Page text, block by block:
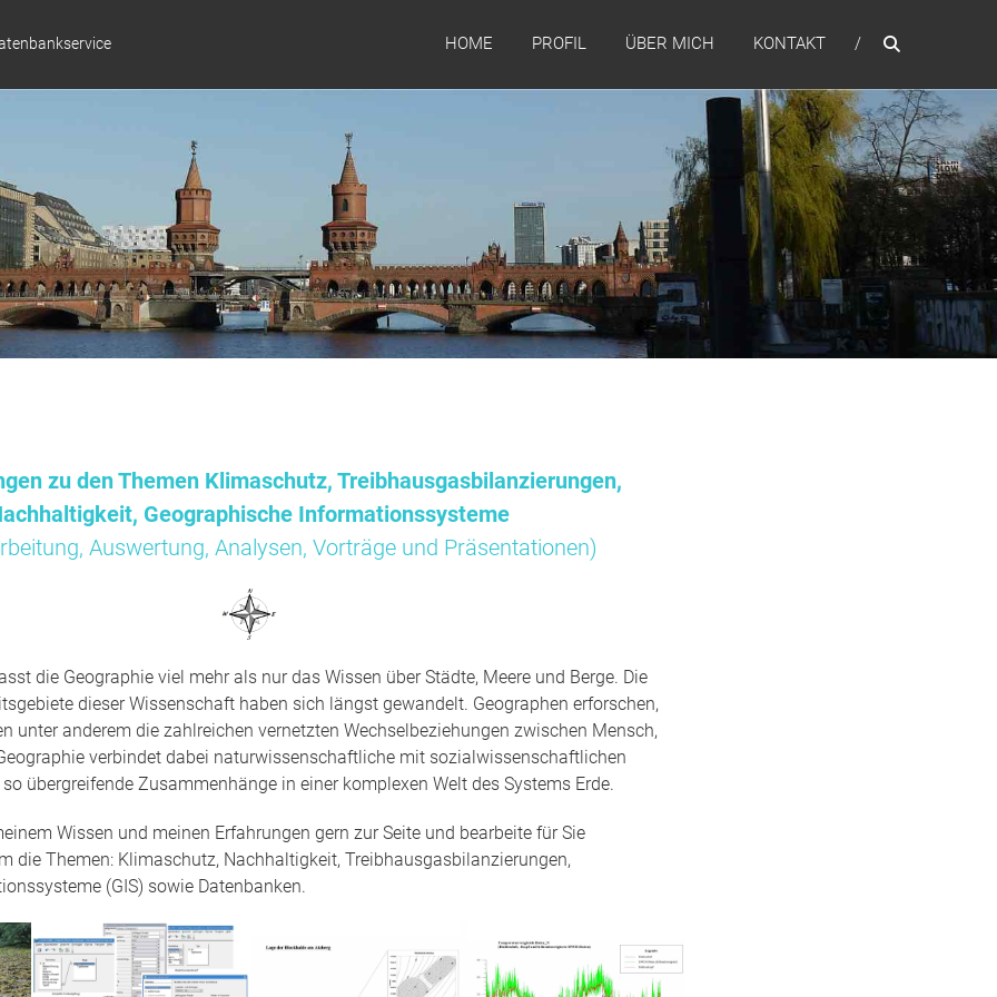
HOME PROFIL ÜBER MICH KONTAKT
zu den Themen Klimaschutz, Treibhausgasbilanzierungen,
Geographische Informationssysteme
Auswertung, Analysen, Vorträge und Präsentationen)
die Geographie viel mehr als nur das Wissen über Städte, Meere und Berge. Die
dieser Wissenschaft haben sich längst gewandelt. Geographen erforschen,
unter anderem die zahlreichen vernetzten Wechselbeziehungen zwischen Mensch,
verbindet dabei naturwissenschaftliche mit sozialwissenschaftlichen
übergreifende Zusammenhänge in einer komplexen Welt des Systems Erde.
Wissen und meinen Erfahrungen gern zur Seite und bearbeite für Sie
die Themen: Klimaschutz, Nachhaltigkeit, Treibhausgasbilanzierungen,
(GIS) sowie Datenbanken.